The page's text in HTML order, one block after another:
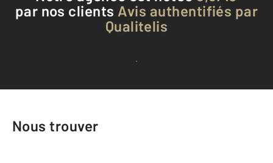
par nos clients Avis authentifiés par
Qualitelis
Voir tous les avis clients
Nous trouver